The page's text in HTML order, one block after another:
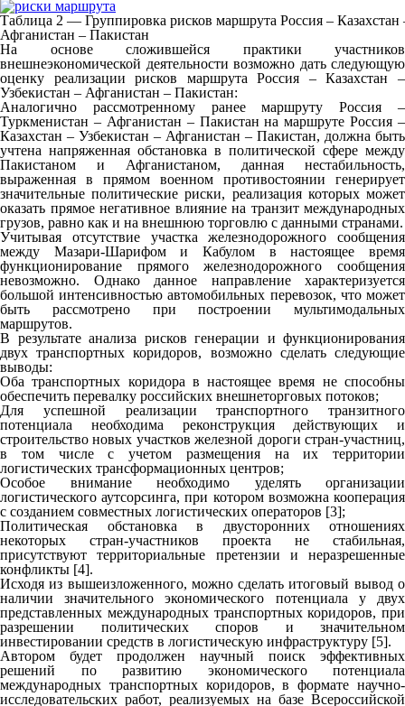
Таблица 2 — Группировка рисков маршрута Россия – Казахстан
Афганистан – Пакистан
На основе сложившейся практики участников
внешнеэкономической деятельности возможно дать следующую
оценку реализации рисков маршрута Россия – Казахстан –
Узбекистан – Афганистан – Пакистан:
Аналогично рассмотренному ранее маршруту Россия –
Туркменистан – Афганистан – Пакистан на маршруте Россия –
Казахстан – Узбекистан – Афганистан – Пакистан, должна быть
учтена напряженная обстановка в политической сфере между
Пакистаном и Афганистаном, данная нестабильность,
выраженная в прямом военном противостоянии генерирует
значительные политические риски, реализация которых может
оказать прямое негативное влияние на транзит международных
грузов, равно как и на внешнюю торговлю с данными странами.
Учитывая отсутствие участка железнодорожного сообщения
между Мазари-Шарифом и Кабулом в настоящее время
функционирование прямого железнодорожного сообщения
невозможно. Однако данное направление характеризуется
большой интенсивностью автомобильных перевозок, что может
быть рассмотрено при построении мультимодальных
маршрутов.
В результате анализа рисков генерации и функционирования
двух транспортных коридоров, возможно сделать следующие
выводы:
Оба транспортных коридора в настоящее время не способны
обеспечить перевалку российских внешнеторговых потоков;
Для успешной реализации транспортного транзитного
потенциала необходима реконструкция действующих и
строительство новых участков железной дороги стран-участниц,
в том числе с учетом размещения на их территории
логистических трансформационных центров;
Особое внимание необходимо уделять организации
логистического аутсорсинга, при котором возможна кооперация
с созданием совместных логистических операторов [3];
Политическая обстановка в двусторонних отношениях
некоторых стран-участников проекта не стабильная,
присутствуют территориальные претензии и неразрешенные
конфликты [4].
Исходя из вышеизложенного, можно сделать итоговый вывод о
наличии значительного экономического потенциала у двух
представленных международных транспортных коридоров, при
разрешении политических споров и значительном
инвестировании средств в логистическую инфраструктуру [5].
Автором будет продолжен научный поиск эффективных
решений по развитию экономического потенциала
международных транспортных коридоров, в формате научно-
исследовательских работ, реализуемых на базе Всероссийской